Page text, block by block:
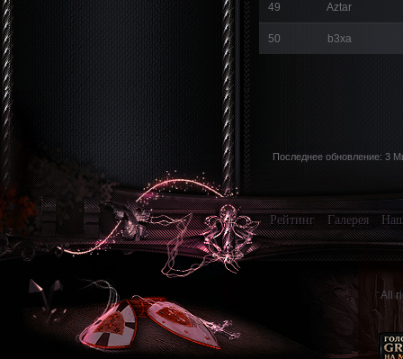
49 Aztar
50 b3xa
Последнее обновление: 3
Рейтинг Галерея
All